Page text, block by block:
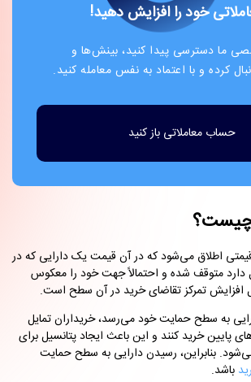
خود را افزایش دهید!
ما دسترسی پیدا کنید، بینش‌ها و
کرده و با اعتماد به نفس معامله کنید.
حساب معاملاتی باز کنید
اطلاق می‌شود که در آن قیمت یک دارایی که در
متوقف شده و احتمالاً جهت خود را معکوس
افزایش تمرکز تقاضای خرید در آن سطح است.
به سطح حمایت خود می‌رسد، خریداران تمایل
پایین خرید کنند و این باعث ایجاد پتانسیل برای
بنابراین، رسیدن دارایی به سطح حمایت
باشد.